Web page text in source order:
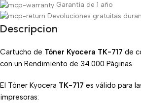
Garantía de 1 año
Devoluciones gratuitas
Descripcion
Cartucho de Tóner Kyocera TK-717 de
con un Rendimiento de 34.000 Páginas.
El Tóner Kyocera TK-717 es válido para
impresoras: